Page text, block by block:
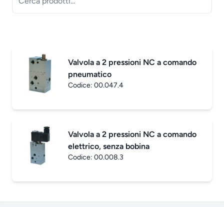
Valvola a 2 pressioni NC a comando
pneumatico
Codice: 00.047.4
Valvola a 2 pressioni NC a comando
elettrico, senza bobina
Codice: 00.008.3